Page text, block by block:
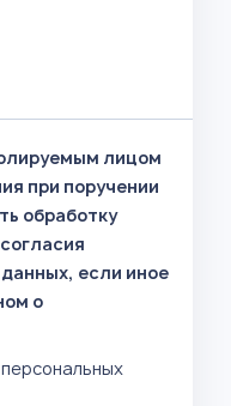
лицом
при поручении
обработку
если иное
о